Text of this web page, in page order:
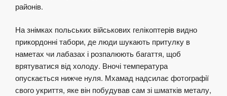
районів.
На знімках польських військових гелікоптерів видно
прикордонні табори, де люди шукають притулку в
наметах чи лабазах і розпалюють багаття, щоб
врятуватися від холоду. Вночі температура
опускається нижче нуля. Мхамад надсилає фотографії
свого укриття, яке він побудував сам зі шматків металу,